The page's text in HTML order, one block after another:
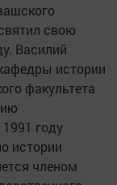
свою
Василий
истории
факультета
году
истории
членом